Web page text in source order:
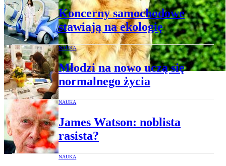
Koncerny samochodowe
stawiają na ekologię
NAUKA
Młodzi na nowo uczą się
normalnego życia
NAUKA
James Watson: noblista
rasista?
NAUKA